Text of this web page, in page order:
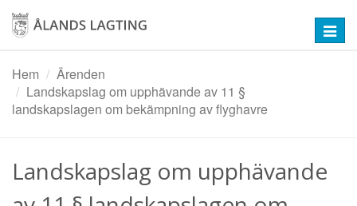
Hoppa
huvudinnehåll
Hem
Ärenden
Landskapslag om upphävande av 11 §
landskapslagen om bekämpning av flyghavre
Landskapslag om upphävande